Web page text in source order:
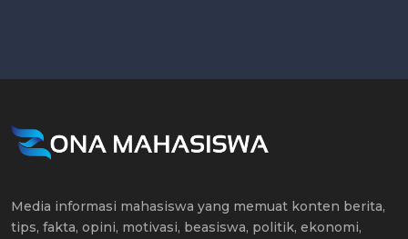
Media informasi mahasiswa yang memuat konten berita,
tips, fakta, opini, motivasi, beasiswa, politik, ekonomi,